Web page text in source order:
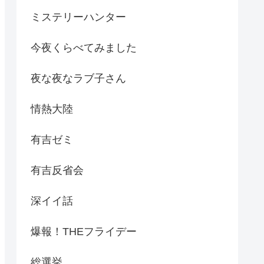
ミステリーハンター
今夜くらべてみました
夜な夜なラブ子さん
情熱大陸
有吉ゼミ
有吉反省会
深イイ話
爆報！THEフライデー